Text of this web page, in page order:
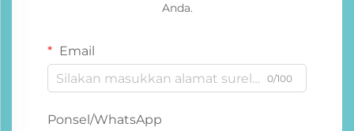
Anda.
Email
0/100
Ponsel/WhatsApp